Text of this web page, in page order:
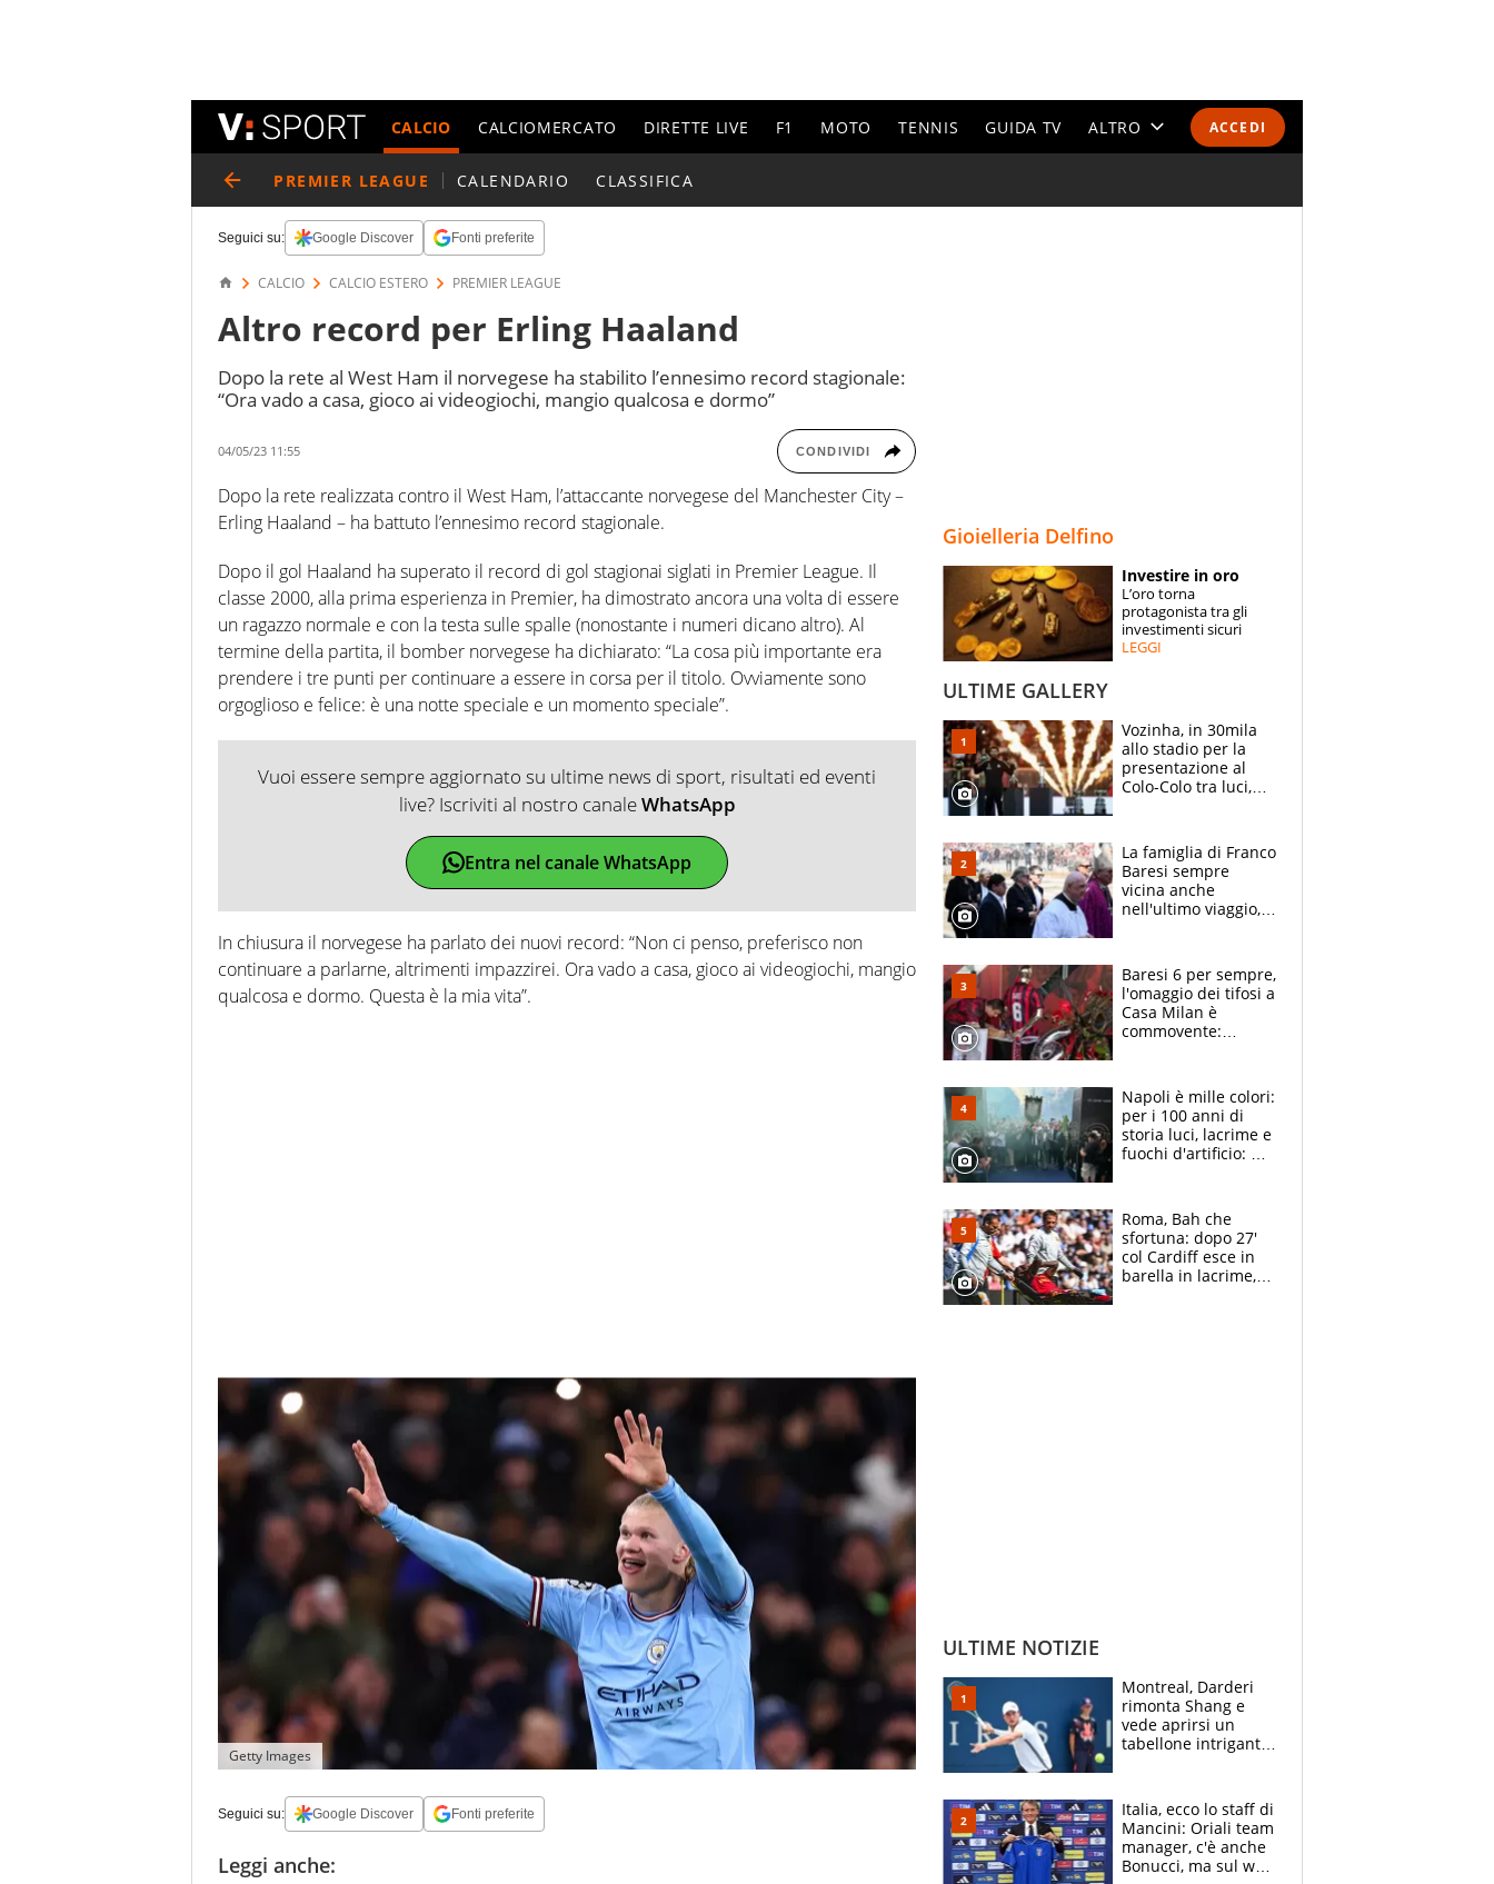
ACCEDI
CALCIO CALCIOMERCATO DIRETTE LIVE F1 MOTO TENNIS GUIDA TV ALTRO
ESPERTI
CONTATTI
PREMIER LEAGUE CALENDARIO CLASSIFICA
Seguici su: Google Discover Fonti preferite
CALCIO CALCIO ESTERO PREMIER LEAGUE
Altro record per Erling Haaland
Dopo la rete al West Ham il norvegese ha stabilito l’ennesimo record stagionale:
“Ora vado a casa, gioco ai videogiochi, mangio qualcosa e dormo”
04/05/23 11:55 CONDIVIDI
Dopo la rete realizzata contro il West Ham, l’attaccante norvegese del Manchester City –
Erling Haaland – ha battuto l’ennesimo record stagionale.
Dopo il gol Haaland ha superato il record di gol stagionai siglati in Premier League. Il
classe 2000, alla prima esperienza in Premier, ha dimostrato ancora una volta di essere
un ragazzo normale e con la testa sulle spalle (nonostante i numeri dicano altro). Al
termine della partita, il bomber norvegese ha dichiarato: “La cosa più importante era
prendere i tre punti per continuare a essere in corsa per il titolo. Ovviamente sono
orgoglioso e felice: è una notte speciale e un momento speciale”.
Vuoi essere sempre aggiornato su ultime news di sport, risultati ed eventi
live? Iscriviti al nostro canaleWhatsApp
Entra nel canale WhatsApp
In chiusura il norvegese ha parlato dei nuovi record: “Non ci penso, preferisco non
continuare a parlarne, altrimenti impazzirei. Ora vado a casa, gioco ai videogiochi, mangio
qualcosa e dormo. Questa è la mia vita”.
Getty Images
Seguici su: Google Discover Fonti preferite
Leggi anche:
Gioielleria Delfino
Investire in oro
L’oro torna
protagonista tra gli
investimenti sicuri
LEGGI
ULTIME GALLERY
Vozinha, in 30mila
allo stadio per la
presentazione al
Colo-Colo tra luci,
La famiglia di Franco
Baresi sempre
vicina anche
nell'ultimo viaggio,
circondati
dall'affetto dei tifosi
Baresi 6 per sempre,
l'omaggio dei tifosi a
Casa Milan è
commovente:
bigliettini
Napoli è mille colori:
per i 100 anni di
storia luci, lacrime e
fuochi d'artificio: De
Roma, Bah che
sfortuna: dopo 27'
col Cardiff esce in
barella in lacrime,
ULTIME NOTIZIE
Montreal, Darderi
rimonta Shang e
vede aprirsi un
tabellone intrigante:
felice del mio livello"
Italia, ecco lo staff di
Mancini: Oriali team
manager, c'è anche
Bonucci, ma sul web